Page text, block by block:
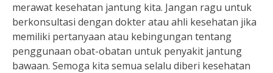
merawat kesehatan jantung kita. Jangan ragu untuk
berkonsultasi dengan dokter atau ahli kesehatan jika
memiliki pertanyaan atau kebingungan tentang
penggunaan obat-obatan untuk penyakit jantung
bawaan. Semoga kita semua selalu diberi kesehatan